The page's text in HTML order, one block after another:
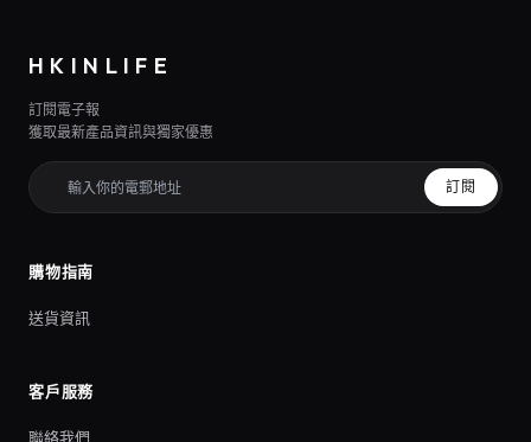
HKINLIFE
訂閱電子報
獲取最新產品資訊與獨家優惠
訂閱
購物指南
送貨資訊
客戶服務
聯絡我們